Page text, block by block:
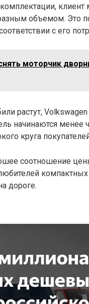
объемом. Это
с его
моторчик
растут, Volkswagen
начинаются менее
круга
соотношение
дороге.